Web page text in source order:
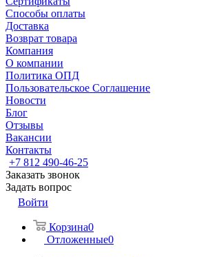
Способы оплаты
Доставка
Возврат товара
Компания
О компании
Политика ОПД
Пользовательское Соглашение
Новости
Блог
Отзывы
Вакансии
Контакты
+7 812 490-46-25
Заказать звонок
Задать вопрос
Войти
Корзина0
Отложенные0